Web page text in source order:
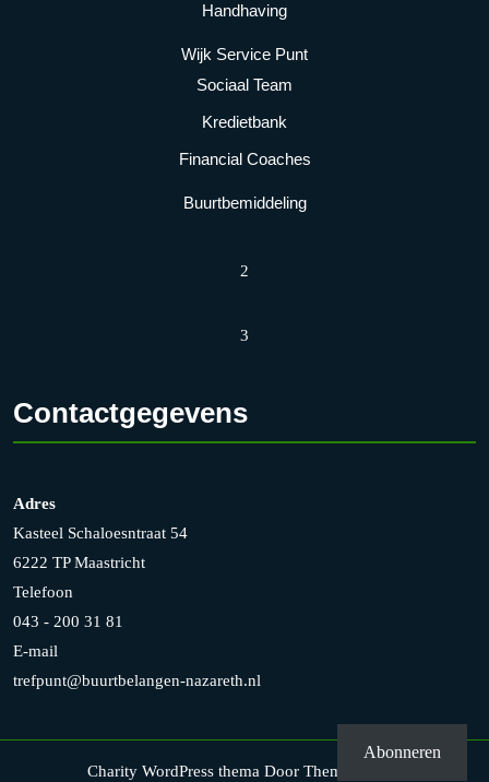
Handhaving
Wijk Service Punt
Sociaal Team
Kredietbank
Financial Coaches
Buurtbemiddeling
2
3
Contactgegevens
Adres
Kasteel Schaloesntraat 54
6222 TP Maastricht
Telefoon
043 - 200 31 81
E-mail
trefpunt@buurtbelangen-nazareth.nl
Charity WordPress thema Door Themesglance
Abonneren